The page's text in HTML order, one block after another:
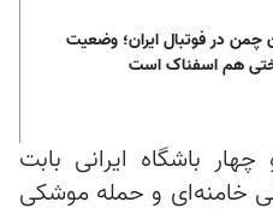
چمن در فوتبال ایران؛ وضعیت
هم اسفناک است
باشگاه ایرانی بابت
خامنه‌ای و حمله موشکی